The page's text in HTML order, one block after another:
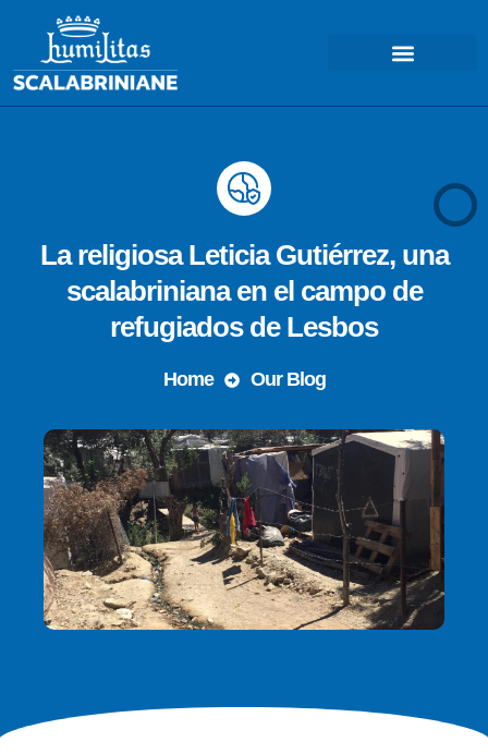
La religiosa Leticia Gutiérrez, una
scalabriniana en el campo de
refugiados de Lesbos
Home Our Blog